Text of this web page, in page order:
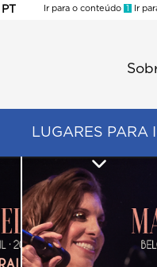
PT
Ir para o conteúdo 1 Ir
LUGARES PARA